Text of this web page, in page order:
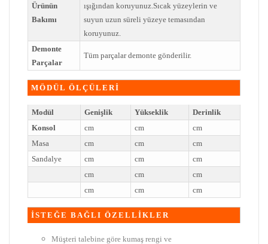
Ürünün
Bakımı
ışığından koruyunuz.Sıcak yüzeylerin ve
suyun uzun süreli yüzeye temasından
koruyunuz.
Demonte
Parçalar
Tüm parçalar demonte gönderilir.
MÖDÜL ÖLÇÜLERİ
Modül Genişlik Yükseklik
Derinlik
Konsol
cm cm
cm
Masa
cm cm
cm
Sandalye
cm cm
cm
cm
cm
cm
cm
cm cm
İSTEĞE BAĞLI ÖZELLİKLER
Müşteri talebine göre kumaş rengi ve